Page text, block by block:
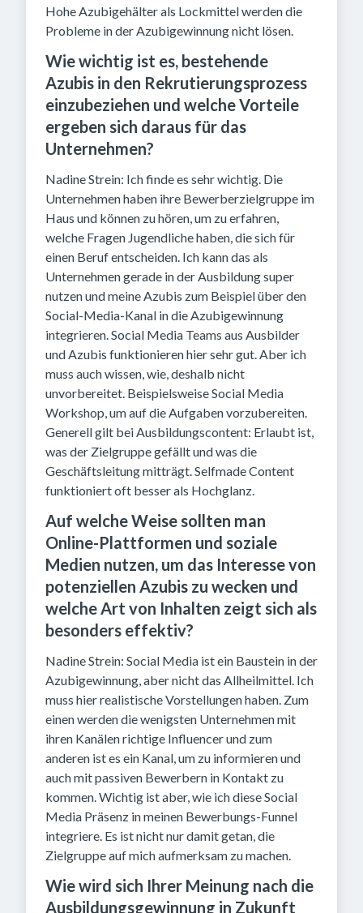
Hohe Azubigehälter als Lockmittel werden die
Probleme in der Azubigewinnung nicht lösen.
Wie wichtig ist es, bestehende
Azubis in den Rekrutierungsprozess
einzubeziehen und welche Vorteile
ergeben sich daraus für das
Unternehmen?
Nadine Strein: Ich finde es sehr wichtig. Die
Unternehmen haben ihre Bewerberzielgruppe im
Haus und können zu hören, um zu erfahren,
welche Fragen Jugendliche haben, die sich für
einen Beruf entscheiden. Ich kann das als
Unternehmen gerade in der Ausbildung super
nutzen und meine Azubis zum Beispiel über den
Social-Media-Kanal in die Azubigewinnung
integrieren. Social Media Teams aus Ausbilder
und Azubis funktionieren hier sehr gut. Aber ich
muss auch wissen, wie, deshalb nicht
unvorbereitet. Beispielsweise Social Media
Workshop, um auf die Aufgaben vorzubereiten.
Generell gilt bei Ausbildungscontent: Erlaubt ist,
was der Zielgruppe gefällt und was die
Geschäftsleitung mitträgt. Selfmade Content
funktioniert oft besser als Hochglanz.
Auf welche Weise sollten man
Online-Plattformen und soziale
Medien nutzen, um das Interesse von
potenziellen Azubis zu wecken und
welche Art von Inhalten zeigt sich als
besonders effektiv?
Nadine Strein: Social Media ist ein Baustein in der
Azubigewinnung, aber nicht das Allheilmittel. Ich
muss hier realistische Vorstellungen haben. Zum
einen werden die wenigsten Unternehmen mit
ihren Kanälen richtige Influencer und zum
anderen ist es ein Kanal, um zu informieren und
auch mit passiven Bewerbern in Kontakt zu
kommen. Wichtig ist aber, wie ich diese Social
Media Präsenz in meinen Bewerbungs-Funnel
integriere. Es ist nicht nur damit getan, die
Zielgruppe auf mich aufmerksam zu machen.
Wie wird sich Ihrer Meinung nach die
Ausbildungsgewinnung in Zukunft